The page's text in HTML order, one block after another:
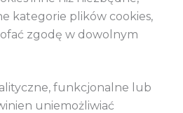
kategorie plików cookies,
zgodę w dowolnym
funkcjonalne lub
uniemożliwiać